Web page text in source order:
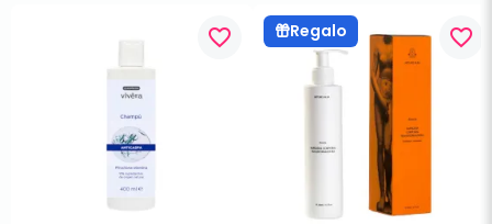
favorite_border Regalo favorite_border